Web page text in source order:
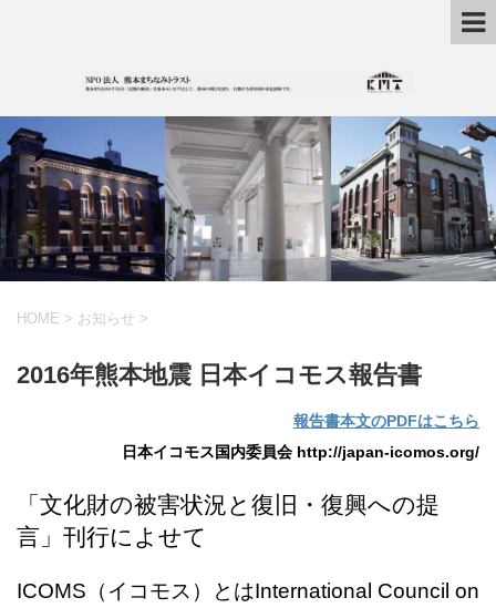
HOME > お知らせ >
2016年熊本地震 日本イコモス報告書
報告書本文のPDFはこちら
日本イコモス国内委員会 http://japan-icomos.org/
「文化財の被害状況と復旧・復興への提
言」刊行によせて
ICOMS（イコモス）とはInternational Council on